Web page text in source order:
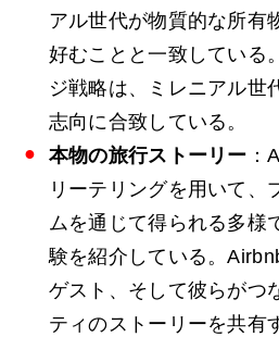
アル世代が物質的な所有
好むことと一致している
ジ戦略は、ミレニアル世
志向に合致している。
本物の旅行ストーリー ：
リーテリングを用いて、
ムを通じて得られる多様
験を紹介している。
ゲスト、そして彼らがつ
ティのストーリーを共有